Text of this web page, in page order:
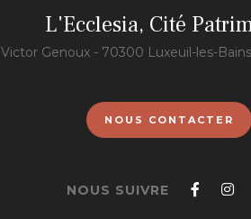
L'Ecclesia, Cité
Genoux - 70300 Luxeuil-les-
NOUS CONTACTER
NOUS SUIVRE
Suivez-